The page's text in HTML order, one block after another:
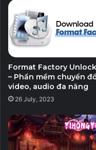
Phần mềm có đuôi
bao gồm kích
kích hoạt.
* Phần mềm đuôi
KpoJIuK,TryRooM thì
được. Không chạy file
* Phần mềm đuôi
file exe, không cần cài
Format Factory
– Phần mềm chuyển
video, audio đa năng
26 July, 2023